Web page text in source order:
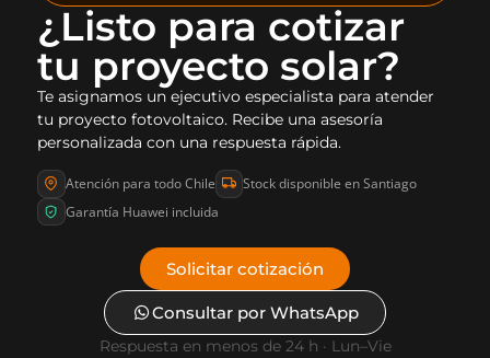
¿Listo para cotizar
tu proyecto solar?
Te asignamos un ejecutivo especialista para atender
tu proyecto fotovoltaico. Recibe una asesoría
personalizada con una respuesta rápida.
Atención para todo Chile
Stock disponible en Santiago
Garantía Huawei incluida
Solicitar cotización
Consultar por WhatsApp
Respuesta en menos de 24 h · Lun–Vie